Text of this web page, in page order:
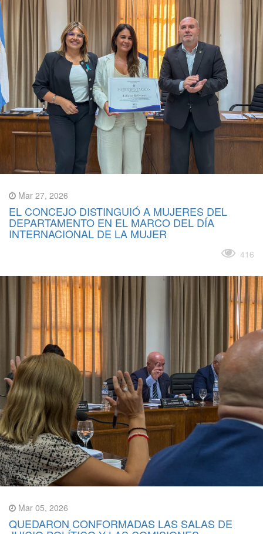
Mar 27, 2026
EL CONCEJO DISTINGUIÓ A MUJERES DEL
DEPARTAMENTO EN EL MARCO DEL DÍA
INTERNACIONAL DE LA MUJER
416
Mar 05, 2026
QUEDARON CONFORMADAS LAS SALAS DE